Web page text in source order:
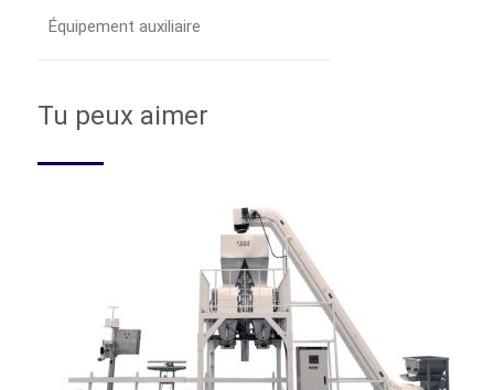
Équipement auxiliaire
Tu peux aimer